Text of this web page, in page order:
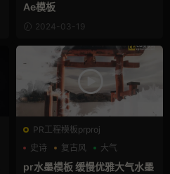
Ae模板
2024-03-19
PR工程模板prproj
史诗
复古风 大气
pr水墨模板 缓慢优雅大气水墨